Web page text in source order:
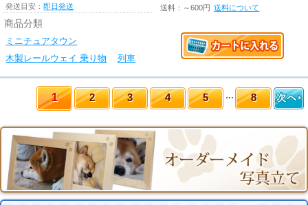
発送目安：即日発送
商品分類
ミニチュアタウン
木製レールウェイ 乗り物
列車
送料：～600円 送料について
1 2 3 4 5 8